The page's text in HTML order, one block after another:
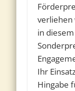
verliehen
in
Ihr
Hingabe